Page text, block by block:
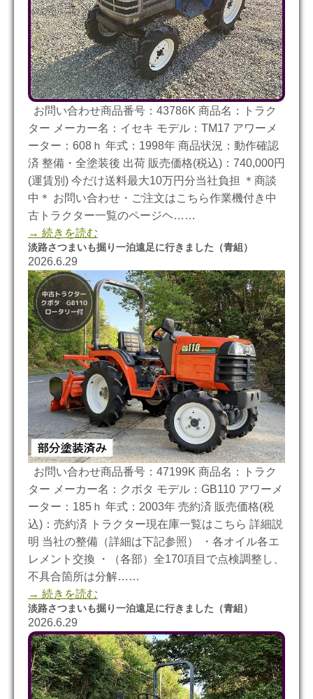
お問い合わせ商品番号：43786K 商品名：トラク
ター メーカー名：イセキ モデル：TM17 アワーメ
ーター：608ｈ 年式：1998年 商品状況：動作確認
済 整備・全塗装後 出荷 販売価格(税込)：740,000円
(運賃別) 今だけ送料最大10万円分当社負担 ＊商談
中＊ お問い合わせ・ご注文はこちら作業機付き中
古トラクター一覧のページヘ……
→ 続きを読む
淡路さつまいも掘り一泊遠足に行きました（青組）
2026.6.29
お問い合わせ商品番号：47199K 商品名：トラク
ター メーカー名：クボタ モデル：GB110 アワーメ
ーター：185ｈ 年式：2003年 売約済 販売価格(税
込)：売約済 トラクター現在庫一覧はこちら 詳細説
明 当社の整備（詳細は下記参照） ・各オイル各エ
レメント交換 ・（各部）全170項目で点検調整し、
不具合箇所は分解……
→ 続きを読む
淡路さつまいも掘り一泊遠足に行きました（青組）
2026.6.29